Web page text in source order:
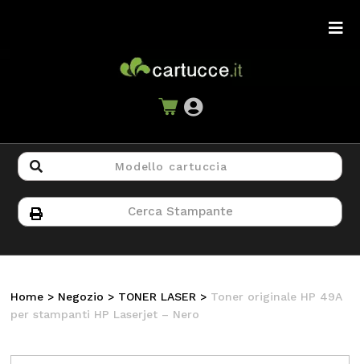
Home > Negozio > TONER LASER > Toner originale HP 49A
per stampanti HP Laserjet – Nero